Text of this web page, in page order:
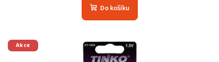
produktu
5
hvězdiček.
Do košíku
Akce